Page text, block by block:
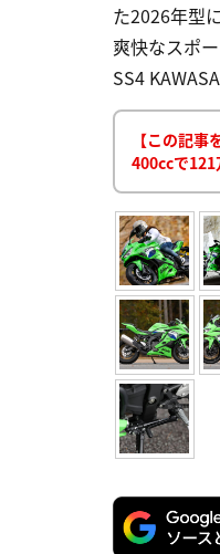
た2026年型
爽快なスポ
SS4
【この記事
400ccで121